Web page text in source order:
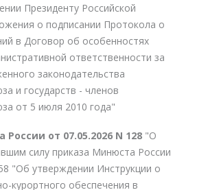
Президенту Российской
о подписании Протокола о
в Договор об особенностях
ответственности за
законодательства
и государств - членов
от 5 июля 2010 года"
от 07.05.2026 N 128 "О
силу приказа Минюста России
"Об утверждении Инструкции о
курортного обеспечения в